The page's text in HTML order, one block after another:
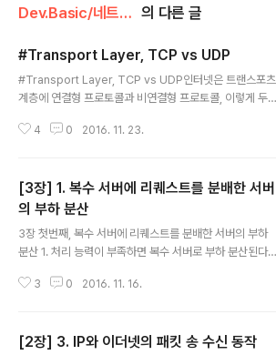
Dev.Basic/네트워크 의 다른 글
#Transport Layer, TCP vs UDP
#Transport Layer, TCP vs UDP인터넷은 트랜스포츠
계층에 연결형 프로토콜과 비연결형 프로토콜, 이렇게 두
am Protocol, 사용자 데이터그램 프로토콜)는 비연결형
름제어, 오류제어 또는 손상된 세그먼트의 수신에 대한 재
전송을 하지 않는다. 이 모두가 사용자 프로세스의 몫이다.
UDP가 행하는 것은 포트들을 사용하여 IP 프로토콜에 인
터페이스를 제공하는 것이다. UDP가 특별히 유용한 분야
는 클라이언트-서버 상황이다. 종종 클라이언트는 서버로
짧은 요청을 보내고, 짧은 응답을 기대한다. 만약 요청 또는
4 0 2016. 11. 23.
[3장] 1. 복수 서버에 리퀘스트를 분배한 서버
의 부하 분산
3장 첫번째, 복수 서버에 리퀘스트를 분배한 서버의 부하
분산 1. 처리 능력이 부족하면 복수 서버로 부하 분산된다.
대량의 패킷을 서버의 처리 능력이 따라잡지 못할 수 있다.
중 가장 간단한 방법은 단순히 여러 대의 웹 서버를 설치하
3 0 2016. 11. 16.
[2장] 3. IP와 이더넷의 패킷 송 수신 동작